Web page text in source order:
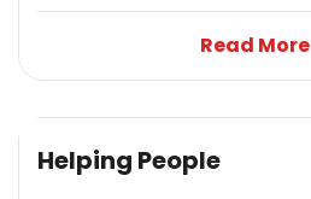
Read More
Helping People